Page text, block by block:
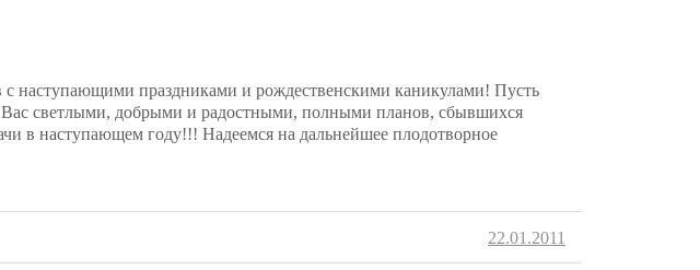
с наступающими праздниками и рождественскими каникулами! Пусть
Вас светлыми, добрыми и радостными, полными планов, сбывшихся
в наступающем году!!! Надеемся на дальнейшее плодотворное
22.01.2011